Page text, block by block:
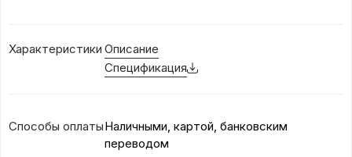
Характеристики Описание
Спецификация
Способы оплатыНаличными, картой, банковским
переводом